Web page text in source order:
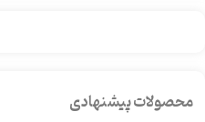
محصولات پیشنهادی